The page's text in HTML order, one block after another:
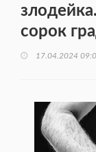
сорок
17.04.2024